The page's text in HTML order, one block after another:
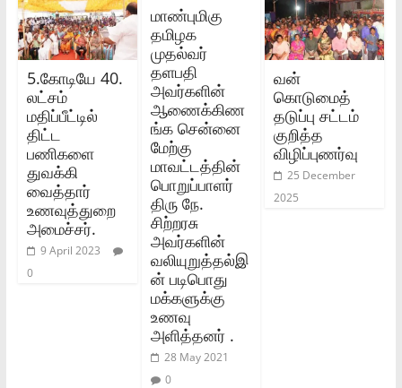
5.கோடியே 40.
லட்சம்
மதிப்பீட்டில்
திட்ட
பணிகளை
துவக்கி
வைத்தார்
உணவுத்துறை
அமைச்சர்.
9 April 2023
0
மாண்புமிகு
தமிழக
முதல்வர்
தளபதி
அவர்களின்
ஆணைக்கிண
ங்க சென்னை
மேற்கு
மாவட்டத்தின்
பொறுப்பாளர்
திரு நே.
சிற்றரசு
அவர்களின்
வலியுறுத்தல்இ
ன் படிபொது
மக்களுக்கு
உணவு
அளித்தனர் .
28 May 2021
0
வன்
கொடுமைத்
தடுப்பு சட்டம்
குறித்த
விழிப்புணர்வு
25 December
2025